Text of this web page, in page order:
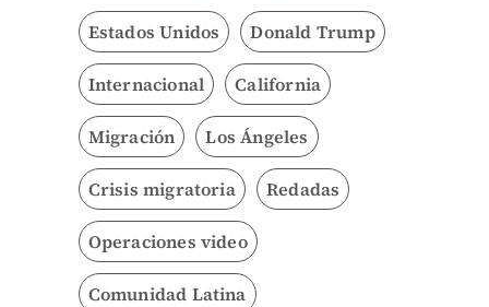
Estados Unidos Donald Trump
Internacional California
Migración Los Ángeles
Crisis migratoria Redadas
Operaciones video
Comunidad Latina